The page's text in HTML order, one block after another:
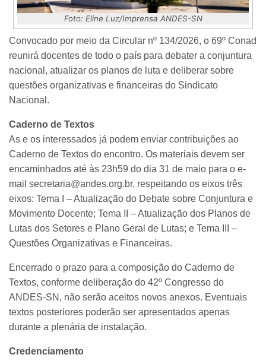
Foto: Eline Luz/Imprensa ANDES-SN
Convocado por meio da Circular nº 134/2026, o 69º Conad
reunirá docentes de todo o país para debater a conjuntura
nacional, atualizar os planos de luta e deliberar sobre
questões organizativas e financeiras do Sindicato
Nacional.
Caderno de Textos
As e os interessados já podem enviar contribuições ao
Caderno de Textos do encontro. Os materiais devem ser
encaminhados até às 23h59 do dia 31 de maio para o e-
mail secretaria@andes.org.br, respeitando os eixos três
eixos: Tema I – Atualização do Debate sobre Conjuntura e
Movimento Docente; Tema II – Atualização dos Planos de
Lutas dos Setores e Plano Geral de Lutas; e Tema III –
Questões Organizativas e Financeiras.
Encerrado o prazo para a composição do Caderno de
Textos, conforme deliberação do 42º Congresso do
ANDES-SN, não serão aceitos novos anexos. Eventuais
textos posteriores poderão ser apresentados apenas
durante a plenária de instalação.
Credenciamento